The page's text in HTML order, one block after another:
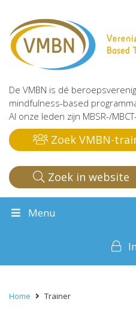
De VMBN is dé
mindfulness-based
Al onze leden zijn MBSR-/
Zoek VMBN-
Zoek in website
Menu
Home Trainer